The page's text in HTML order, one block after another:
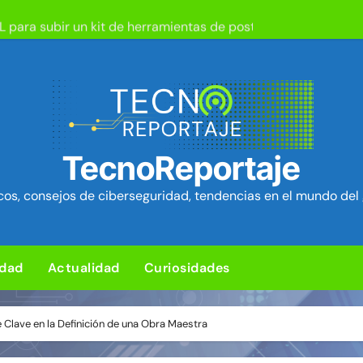
para subir un kit de herramientas de post-explotación a
ya está disponible: Game Freak presenta su nuevo RPG
Security Project ~ Segu-Info
en cPanel permite ejecutar SQL como root (extra:
para sorprender con pocos ingredientes
84 fallos en los núcleos 4G y 5G, incluido un fallo de
Ventajas y desventajas de esta nueva forma de jugar
TecnoReportaje
consejos de ciberseguridad, tendencias en el mundo
Actualidad Curiosidades
en la Definición de una Obra Maestra